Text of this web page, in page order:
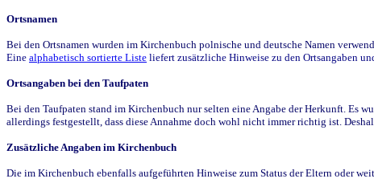
Ortsnamen
Bei den Ortsnamen wurden im Kirchenbuch polnische und deutsche Namen
Eine alphabetisch sortierte Liste liefert zusätzliche Hinweise zu den Ortsangaben
Ortsangaben bei den Taufpaten
Bei den Taufpaten stand im Kirchenbuch nur selten eine Angabe der Herkunft. Es
allerdings festgestellt, dass diese Annahme doch wohl nicht immer richtig ist.
Zusätzliche Angaben im Kirchenbuch
Die im Kirchenbuch ebenfalls aufgeführten Hinweise zum Status der Eltern oder